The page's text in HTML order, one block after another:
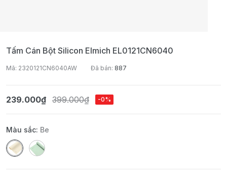
Tấm Cán Bột Silicon Elmich EL0121CN6040
Mã: 2320121CN6040AW Đã bán: 887
239.000₫ 399.000₫ -0%
Màu sắc: Be